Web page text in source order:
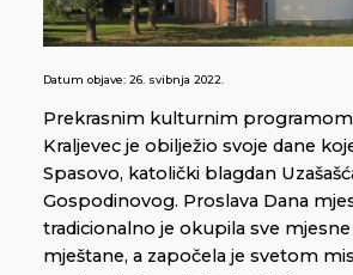
Datum objave: 26. svibnja 2022.
Prekrasnim kulturnim
Kraljevec je obilježio svoje dane
Spasovo, katolički blagdan
Gospodinovog. Proslava Dana
tradicionalno je okupila sve
mještane, a započela je svetom